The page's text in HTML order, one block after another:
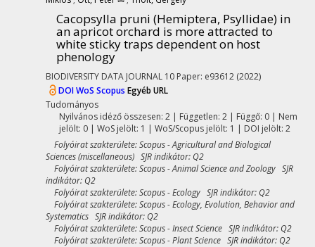
Cacopsylla pruni (Hemiptera, Psyllidae) in
an apricot orchard is more attracted to
white sticky traps dependent on host
phenology
BIODIVERSITY DATA JOURNAL 10 Paper: e93612 (2022)
DOIWoS Scopus Egyéb URL
Tudományos
Nyilvános idéző összesen: 2| Független: 2 | Függő: 0 | Nem
jelölt: 0 | WoS jelölt: 1 | WoS/Scopus jelölt: 1 | DOI jelölt: 2
Folyóirat szakterülete: Scopus - Agricultural and Biological
Sciences (miscellaneous) SJR indikátor: Q2
Folyóirat szakterülete: Scopus - Animal Science and Zoology SJR
indikátor: Q2
Folyóirat szakterülete: Scopus - Ecology SJR indikátor: Q2
Folyóirat szakterülete: Scopus - Ecology, Evolution, Behavior and
Systematics SJR indikátor: Q2
Folyóirat szakterülete: Scopus - Insect Science SJR indikátor: Q2
Folyóirat szakterülete: Scopus - Plant Science SJR indikátor: Q2